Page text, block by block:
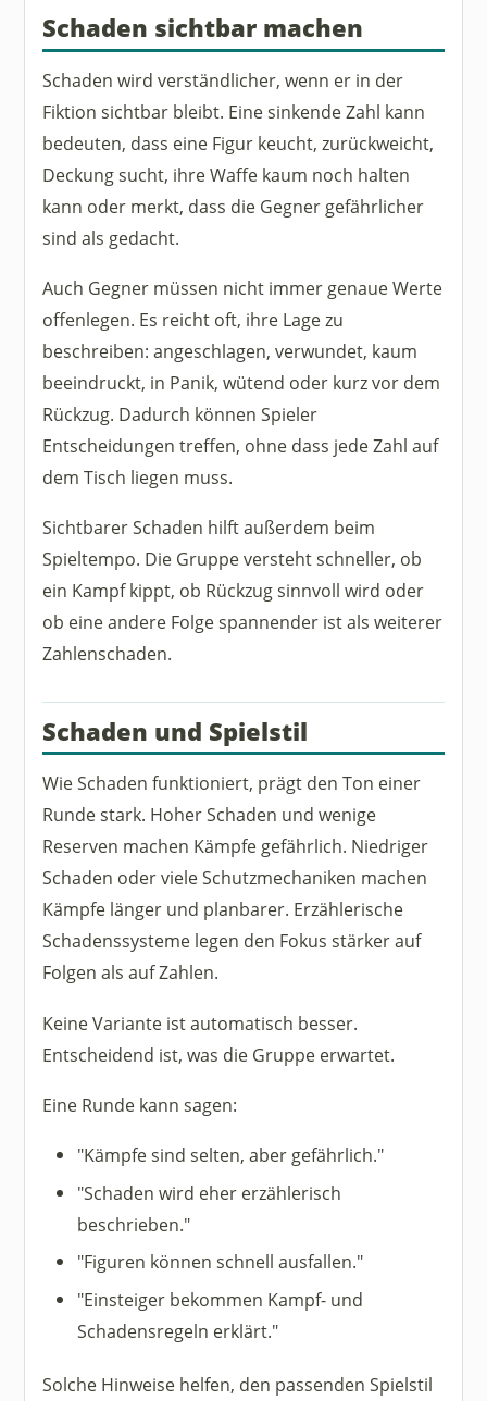
Schaden sichtbar machen
Schaden wird verständlicher, wenn er in der
Fiktion sichtbar bleibt. Eine sinkende Zahl kann
bedeuten, dass eine Figur keucht, zurückweicht,
Deckung sucht, ihre Waffe kaum noch halten
kann oder merkt, dass die Gegner gefährlicher
sind als gedacht.
Auch Gegner müssen nicht immer genaue Werte
offenlegen. Es reicht oft, ihre Lage zu
beschreiben: angeschlagen, verwundet, kaum
beeindruckt, in Panik, wütend oder kurz vor dem
Rückzug. Dadurch können Spieler
Entscheidungen treffen, ohne dass jede Zahl auf
dem Tisch liegen muss.
Sichtbarer Schaden hilft außerdem beim
Spieltempo. Die Gruppe versteht schneller, ob
ein Kampf kippt, ob Rückzug sinnvoll wird oder
ob eine andere Folge spannender ist als weiterer
Zahlenschaden.
Schaden und Spielstil
Wie Schaden funktioniert, prägt den Ton einer
Runde stark. Hoher Schaden und wenige
Reserven machen Kämpfe gefährlich. Niedriger
Schaden oder viele Schutzmechaniken machen
Kämpfe länger und planbarer. Erzählerische
Schadenssysteme legen den Fokus stärker auf
Folgen als auf Zahlen.
Keine Variante ist automatisch besser.
Entscheidend ist, was die Gruppe erwartet.
Eine Runde kann sagen:
"Kämpfe sind selten, aber gefährlich."
"Schaden wird eher erzählerisch
beschrieben."
"Figuren können schnell ausfallen."
"Einsteiger bekommen Kampf- und
Schadensregeln erklärt."
Solche Hinweise helfen, den passenden Spielstil